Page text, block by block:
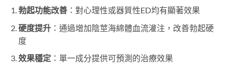
勃起功能改善：對心理性或器質性ED均有顯著效果
硬度提升：通過增加陰莖海綿體血流灌注，改善勃起硬
度
效果穩定：單一成分提供可預測的治療效果